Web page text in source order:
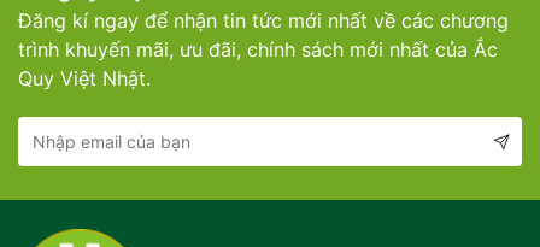
Đăng kí ngay để nhận tin tức mới nhất về các chương
trình khuyến mãi, ưu đãi, chính sách mới nhất của Ắc
Quy Việt Nhật.